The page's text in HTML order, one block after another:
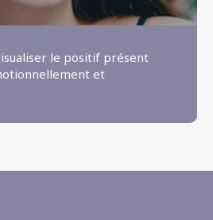
le positif présent
et